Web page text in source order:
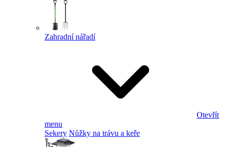
Zahradní nářadí
Otevřít
menu
Sekery Nůžky na trávu a keře